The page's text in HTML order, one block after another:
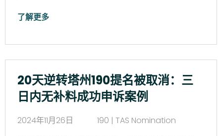
了解更多
20天逆转塔州190提名被取消：三
日内无补料成功申诉案例
2024年11月26日
190 | TAS Nomination